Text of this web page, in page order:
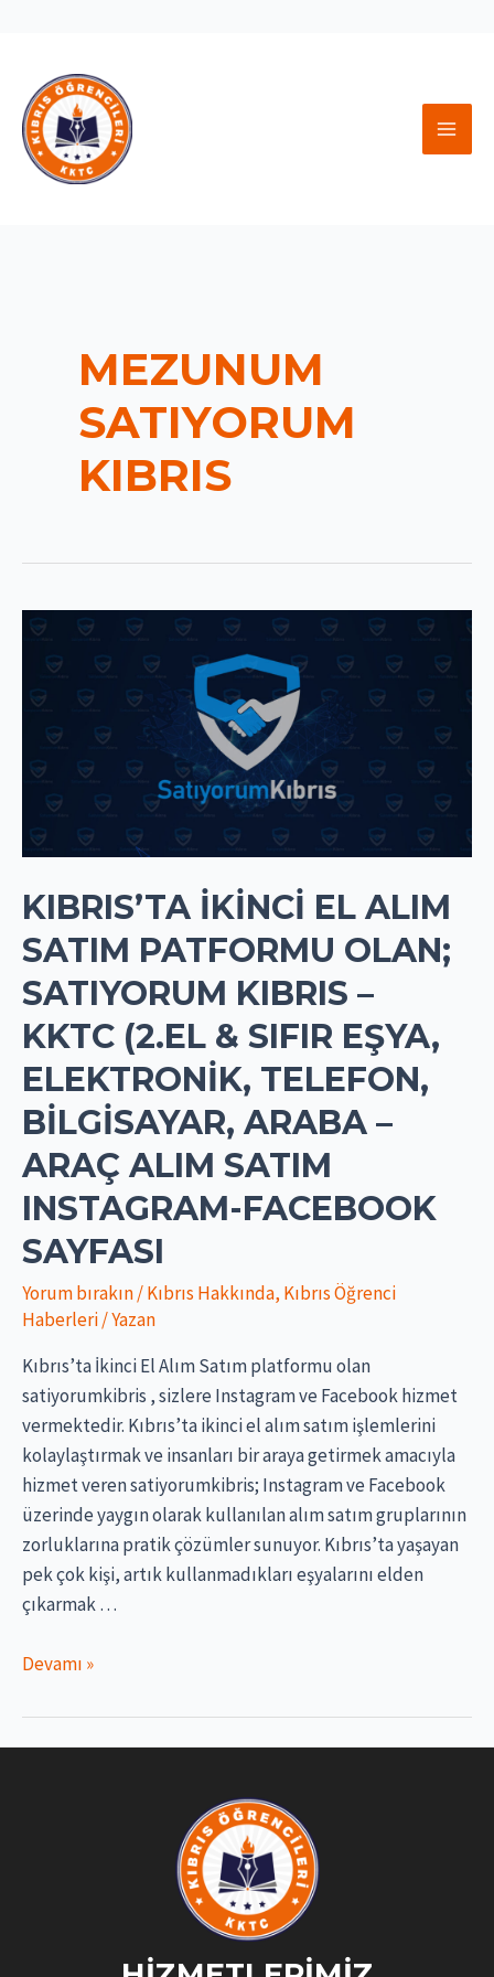
MEZUNUM
SATIYORUM
KIBRIS
KIBRIS’TA İKINCI EL ALIM
SATIM PATFORMU OLAN;
SATIYORUM KIBRIS –
KKTC (2.EL & SIFIR EŞYA,
ELEKTRONİK, TELEFON,
BİLGİSAYAR, ARABA –
ARAÇ ALIM SATIM
INSTAGRAM-FACEBOOK
SAYFASI
Yorum bırakın/Kıbrıs Hakkında, Kıbrıs Öğrenci
Haberleri/ Yazan
Kıbrıs’ta İkinci El Alım Satım platformu olan
satiyorumkibris , sizlere Instagram ve Facebook hizmet
vermektedir. Kıbrıs’ta ikinci el alım satım işlemlerini
kolaylaştırmak ve insanları bir araya getirmek amacıyla
hizmet veren satiyorumkibris; Instagram ve Facebook
üzerinde yaygın olarak kullanılan alım satım gruplarının
zorluklarına pratik çözümler sunuyor. Kıbrıs’ta yaşayan
pek çok kişi, artık kullanmadıkları eşyalarını elden
çıkarmak …
Kıbrıs’ta
El
Alım
Devamı »